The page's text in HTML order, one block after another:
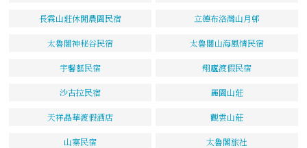
長霖山莊休閒農園民宿 立德布洛灣山月邨
太魯閣神秘谷民宿 太魯閣山海風情民宿
宇馨藝民宿 翔廬渡假民宿
沙古拉民宿 麗園山莊
天祥晶華渡假酒店 觀雲山莊
山寨民宿 太魯閣旅社